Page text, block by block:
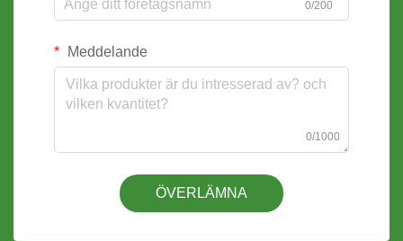
0/200
Meddelande
0/1000
ÖVERLÄMNA